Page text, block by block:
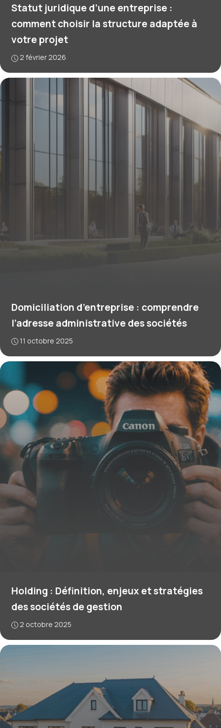
Statut juridique d’une entreprise :
comment choisir la structure adaptée à
votre projet
2 février 2026
Domiciliation d’entreprise : comprendre
l’adresse administrative des sociétés
11 octobre 2025
Holding : Définition, enjeux et stratégies
des sociétés de gestion
2 octobre 2025